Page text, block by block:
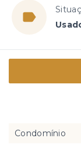
Condomínio